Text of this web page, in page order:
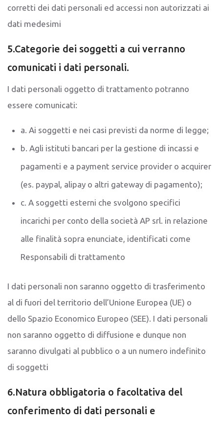
corretti dei dati personali ed accessi non autorizzati ai
dati medesimi
5.Categorie dei soggetti a cui verranno
comunicati i dati personali.
I dati personali oggetto di trattamento potranno
essere comunicati:
a. Ai soggetti e nei casi previsti da norme di legge;
b. Agli istituti bancari per la gestione di incassi e
pagamenti e a payment service provider o acquirer
(es. paypal, alipay o altri gateway di pagamento);
c. A soggetti esterni che svolgono specifici
incarichi per conto della società AP srl. in relazione
alle finalità sopra enunciate, identificati come
Responsabili di trattamento
I dati personali non saranno oggetto di trasferimento
al di fuori del territorio dell’Unione Europea (UE) o
dello Spazio Economico Europeo (SEE). I dati personali
non saranno oggetto di diffusione e dunque non
saranno divulgati al pubblico o a un numero indefinito
di soggetti
6.Natura obbligatoria o facoltativa del
conferimento di dati personali e